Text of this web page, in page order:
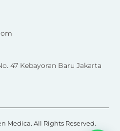
47 Kebayoran Baru Jakarta
Medica. All Rights Reserved.